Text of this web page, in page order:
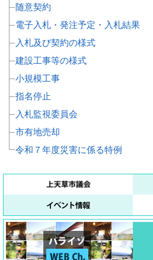
随意契約
電子入札・発注予定・入札結果
入札及び契約の様式
建設工事等の様式
小規模工事
指名停止
入札監視委員会
市有地売却
令和７年度災害に係る特例